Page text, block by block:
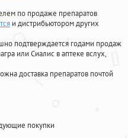
по продаже препаратов
и дистрибьютором других
подтверждается годами продаж
или Сиалис в аптеке вслух,
доставка препаратов почтой
покупки